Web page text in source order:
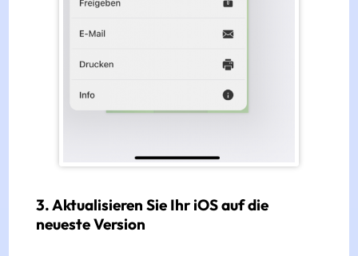
3. Aktualisieren Sie Ihr iOS auf die
neueste Version